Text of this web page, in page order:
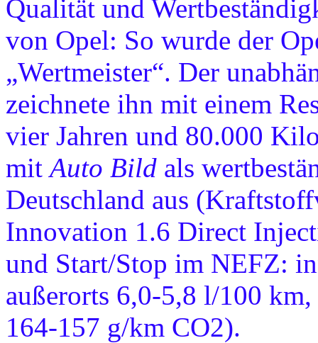
Qualität und
von Opel: So wurde der
„Wertmeister“. Der
zeichnete ihn mit einem
vier Jahren und 80.000
mitAuto Bild als
Deutschland aus
Innovation 1.6 Direct
und Start/Stop im NEFZ:
außerorts 6,0-5,8 l/100
164-157 g/km CO2).